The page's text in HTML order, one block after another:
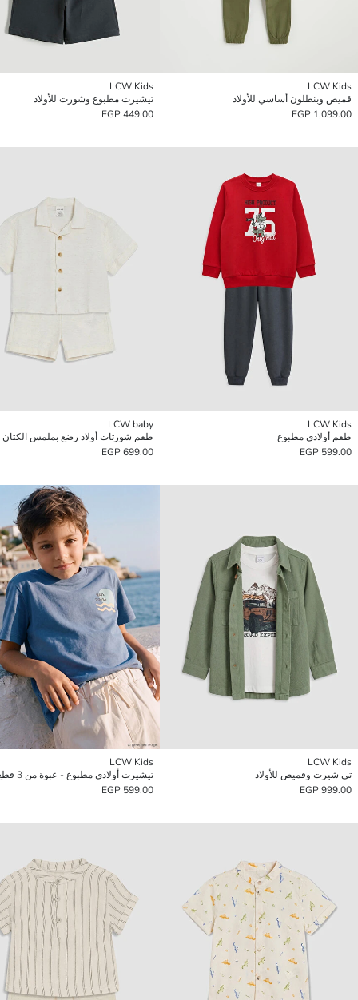
LCW Kids
قميص وبنطلون أساسي للأولاد
1,099.00 EGP
LCW Kids
تيشيرت مطبوع وشورت للأولاد
449.00 EGP
LCW Kids
طقم أولادي مطبوع
599.00 EGP
LCW baby
طقم شورتات أولاد رضع بملمس الكتان
699.00 EGP
LCW Kids
تي شيرت وقميص للأولاد
999.00 EGP
LCW Kids
تيشيرت أولادي مطبوع - عبوة من 3 قطع
599.00 EGP